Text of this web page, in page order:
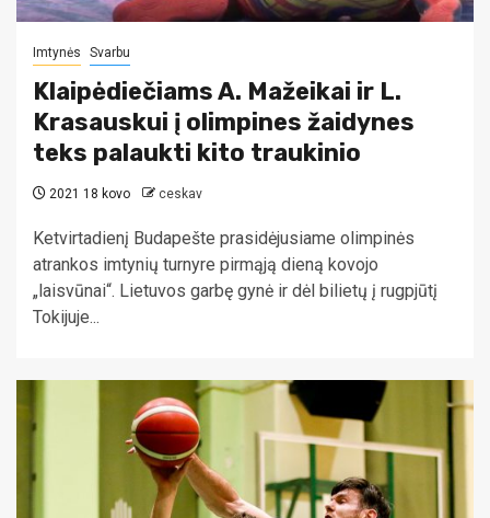
Imtynės Svarbu
Klaipėdiečiams A. Mažeikai ir L.
Krasauskui į olimpines žaidynes
teks palaukti kito traukinio
2021 18 kovo ceskav
Ketvirtadienį Budapešte prasidėjusiame olimpinės
atrankos imtynių turnyre pirmąją dieną kovojo
„laisvūnai“. Lietuvos garbę gynė ir dėl bilietų į rugpjūtį
Tokijuje...